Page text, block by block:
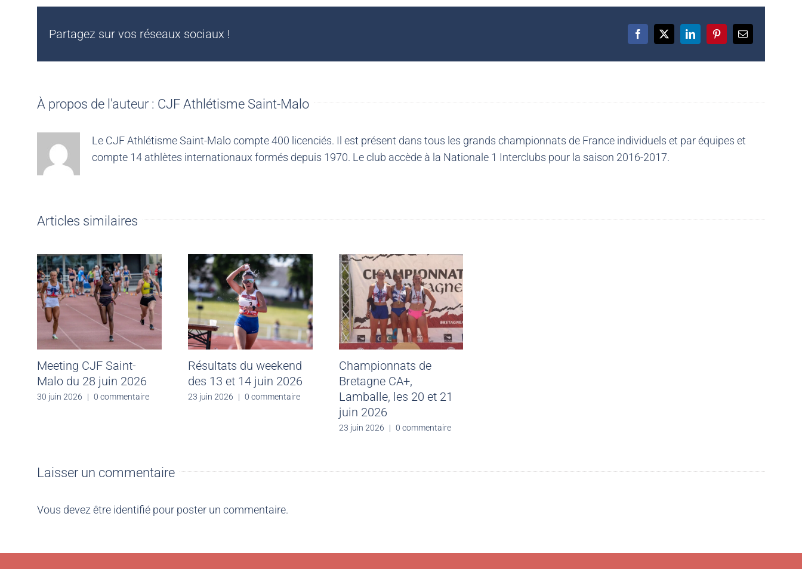
Partagez sur vos réseaux sociaux ! Facebook
X LinkedInPinterestEmail
À propos de l'auteur : CJF Athlétisme Saint-Malo
Le CJF Athlétisme Saint-Malo compte 400 licenciés. Il est présent dans tous les grands championnats de France individuels et par équipes et
compte 14 athlètes internationaux formés depuis 1970. Le club accède à la Nationale 1 Interclubs pour la saison 2016-2017.
Articles similaires
Meeting CJF Saint-
Malo du 28 juin 2026
30 juin 2026 | 0 commentaire
Résultats du weekend
des 13 et 14 juin 2026
23 juin 2026 | 0 commentaire
Championnats de
Bretagne CA+,
Lamballe, les 20 et 21
juin 2026
23 juin 2026 | 0 commentaire
Laisser un commentaire
Vous devez être identifié pour poster un commentaire.